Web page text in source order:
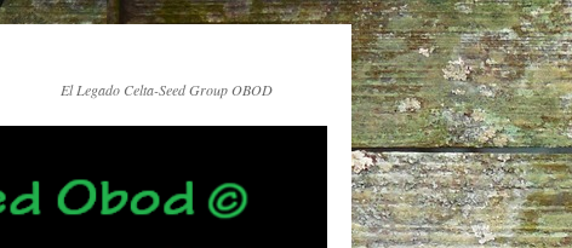
El Legado Celta-Seed Group OBOD